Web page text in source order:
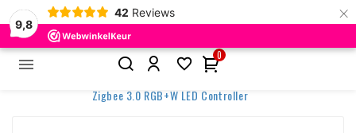
9,8
42 Reviews ×
 
0
Accessoires & Besturing
Besturing & Controllers
Zigbee 3.0 RGB+W LED Controller